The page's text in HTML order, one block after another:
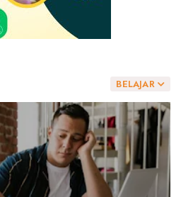
BELAJAR